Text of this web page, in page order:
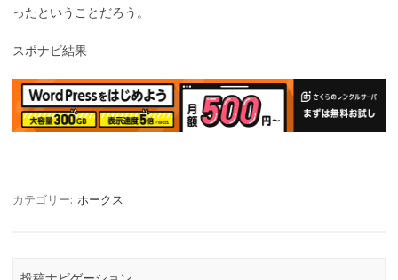
ったということだろう。
スポナビ結果
カテゴリー: ホークス